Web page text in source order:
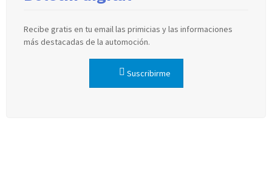
Recibe gratis en tu email las primicias y las informaciones
más destacadas de la automoción.
Suscribirme